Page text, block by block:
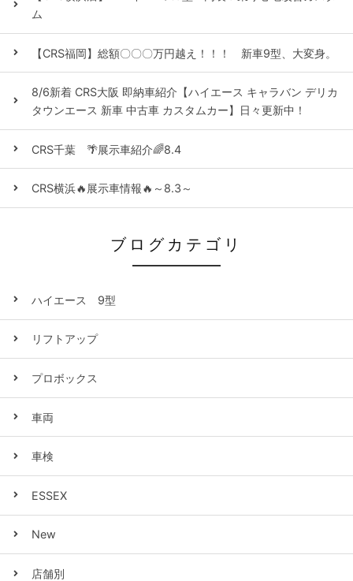
ム
【CRS福岡】総額〇〇〇万円越え！！！ 新車9型、大変身。
8/6新着 CRS大阪 即納車紹介【ハイエース キャラバン デリカ
タウンエース 新車 中古車 カスタムカー】日々更新中！
CRS千葉 🌴展示車紹介🌈8.4
CRS横浜🔥展示車情報🔥～8.3～
ブログカテゴリ
ハイエース 9型
リフトアップ
プロボックス
車両
車検
ESSEX
New
店舗別